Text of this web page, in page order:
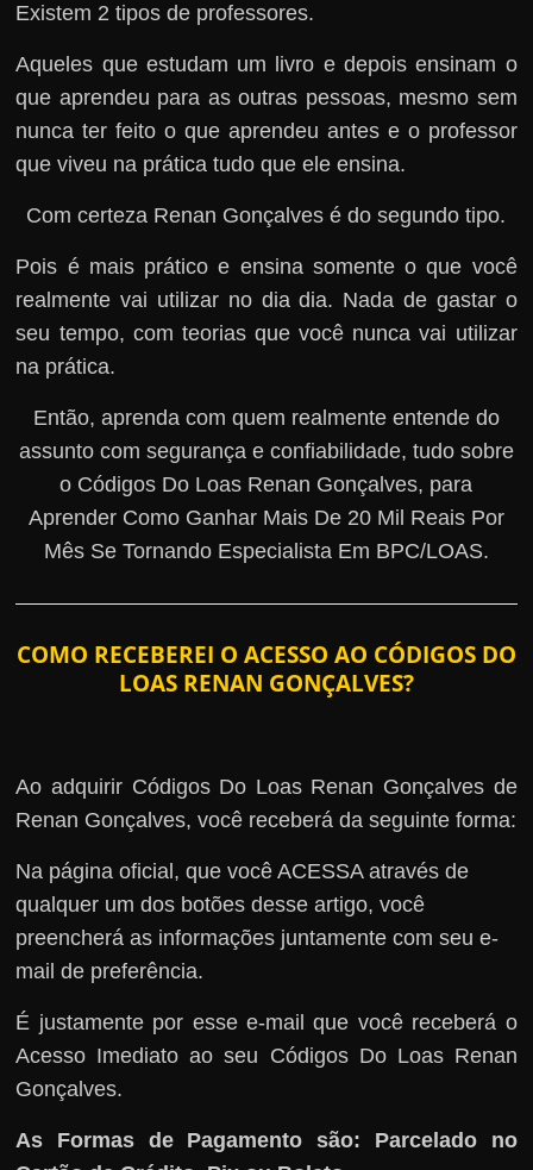
Existem 2 tipos de professores.
Aqueles que estudam um livro e depois ensinam o
que aprendeu para as outras pessoas, mesmo sem
nunca ter feito o que aprendeu antes e o professor
que viveu na prática tudo que ele ensina.
Com certeza Renan Gonçalves é do segundo tipo.
Pois é mais prático e ensina somente o que você
realmente vai utilizar no dia dia. Nada de gastar o
seu tempo, com teorias que você nunca vai utilizar
na prática.
Então, aprenda com quem realmente entende do
assunto com segurança e confiabilidade, tudo sobre
o Códigos Do Loas Renan Gonçalves, para
Aprender Como Ganhar Mais De 20 Mil Reais Por
Mês Se Tornando Especialista Em BPC/LOAS.
COMO RECEBEREI O ACESSO AO CÓDIGOS DO
LOAS RENAN GONÇALVES?
Ao adquirir Códigos Do Loas Renan Gonçalves de
Renan Gonçalves, você receberá da seguinte forma:
Na página oficial, que você ACESSA através de
qualquer um dos botões desse artigo, você
preencherá as informações juntamente com seu e-
mail de preferência.
É justamente por esse e-mail que você receberá o
Acesso Imediato ao seu Códigos Do Loas Renan
Gonçalves.
As Formas de Pagamento são: Parcelado no